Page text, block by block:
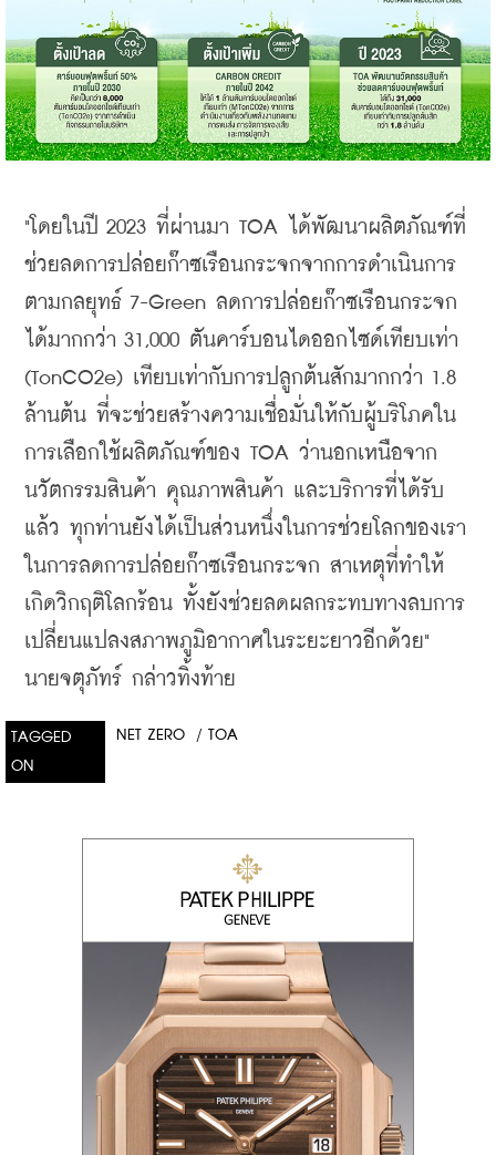
"โดยในปี 2023 ที่ผ่านมา TOA ได้พัฒนาผลิตภัณฑ์ที่
ช่วยลดการปล่อยก๊าซเรือนกระจกจากการดำเนินการ
ตามกลยุทธ์ 7-Green ลดการปล่อยก๊าซเรือนกระจก
ได้มากกว่า 31,000 ตันคาร์บอนไดออกไซด์เทียบเท่า
(TonCO2e) เทียบเท่ากับการปลูกต้นสักมากกว่า 1.8
ล้านต้น ที่จะช่วยสร้างความเชื่อมั่นให้กับผู้บริโภคใน
การเลือกใช้ผลิตภัณฑ์ของ TOA ว่านอกเหนือจาก
นวัตกรรมสินค้า คุณภาพสินค้า และบริการที่ได้รับ
แล้ว ทุกท่านยังได้เป็นส่วนหนึ่งในการช่วยโลกของเรา
ในการลดการปล่อยก๊าซเรือนกระจก สาเหตุที่ทำให้
เกิดวิกฤติโลกร้อน ทั้งยังช่วยลดผลกระทบทางลบการ
เปลี่ยนแปลงสภาพภูมิอากาศในระยะยาวอีกด้วย"
นายจตุภัทร์ กล่าวทิ้งท้าย
TAGGED
ON
NET ZERO / TOA